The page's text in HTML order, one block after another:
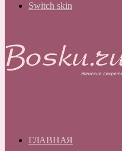
Switch skin
ГЛАВНАЯ